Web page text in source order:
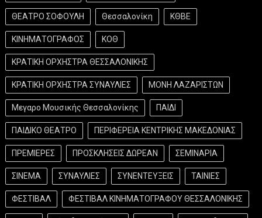
ΘΕΑΤΡΟ ΣΟΦΟΥΛΗ Θεσσαλονίκη ΚΘΒΕ
ΚΙΝΗΜΑΤΟΓΡΑΦΟΣ ΚΟΘ
ΚΡΑΤΙΚΗ ΟΡΧΗΣΤΡΑ ΘΕΣΣΑΛΟΝΙΚΗΣ
ΚΡΑΤΙΚΗ ΟΡΧΗΣΤΡΑ ΣΥΝΑΥΛΙΕΣ ΜΟΝΗ ΛΑΖΑΡΙΣΤΩΝ
Μεγαρο Μουσικής Θεσσαλονίκης ΠΑΙΔΙ
ΠΑΙΔΙΚΟ ΘΕΑΤΡΟ ΠΕΡΙΦΕΡΕΙΑ ΚΕΝΤΡΙΚΗΣ ΜΑΚΕΔΟΝΙΑΣ
ΠΡΕΜΙΕΡΕΣ ΠΡΟΣΚΛΗΣΕΙΣ ΔΩΡΕΑΝ ΣΕΜΙΝΑΡΙΑ
ΣΙΝΕΜΑ ΣΥΝΑΥΛΙΕΣ ΣΥΝΕΝΤΕΥΞΕΙΣ ΤΑΙΝΙΕΣ
ΦΕΣΤΙΒΑΛ ΦΕΣΤΙΒΑΛ ΚΙΝΗΜΑΤΟΓΡΑΦΟΥ ΘΕΣΣΑΛΟΝΙΚΗΣ